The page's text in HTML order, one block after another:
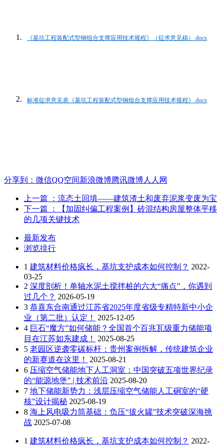
《基坑工程装配式型钢组合支撑应用技术规程》（征求意见稿）.docx
标准征求意见表《基坑工程装配式型钢组合支撑应用技术规程》.docx
分享到： 微信QQ空间新浪微博腾讯微博人人网
上一篇
：流态土回填——建筑渣土和废弃泥浆变废为宝
下一篇
：【加固纠偏工程案例】砖混结构房屋整体平移
的几项关键技术
最新发布
浏览排行
1 建筑材料价格疯长，基坑支护成本如何控制？ 2022-
03-25
2 深度剖析！单轴水泥土搅拌桩的六大“痛点”，你遇到
过几个？ 2026-05-19
3 恭喜东合南通过江苏省2025年度省级专精特新中小企
业（第二批）认定！
2025-12-05
4 巨石“魔方”如何储能？全国首个百兆瓦级重力储能项
目在江苏如东建成！
2025-08-25
5 老园区逆袭零碳标杆：贵州案例拆解，传统建筑企业
的新赛道在这里！
2025-08-21
6 压缩空气储能地下人工洞室：中国突破五项世界纪录
的“能源地堡” | 技术前沿 2025-08-20
7 地下储能新势力：浅层压缩空气储能人工硐室的“硬
核”设计揭秘 2025-08-19
8 海上风电吸力筒基础：负压“拔火罐”技术突破深海挑
战 2025-07-08
1 建筑材料价格疯长，基坑支护成本如何控制？ 2022-